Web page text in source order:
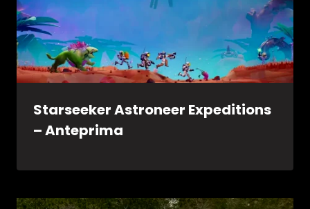
Starseeker Astroneer Expeditions
– Anteprima